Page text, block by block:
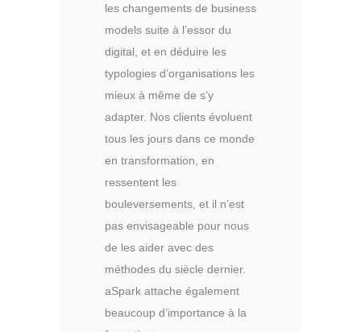
les changements de business
models suite à l’essor du
digital, et en déduire les
typologies d’organisations les
mieux à même de s’y
adapter. Nos clients évoluent
tous les jours dans ce monde
en transformation, en
ressentent les
bouleversements, et il n’est
pas envisageable pour nous
de les aider avec des
méthodes du siècle dernier.
aSpark attache également
beaucoup d’importance à la